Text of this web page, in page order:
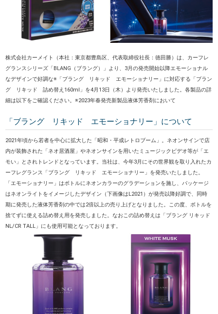
株式会社カーメイト（本社：東京都豊島区、代表取締役社長：徳田勝）は、カーフレ
グランスシリーズ「BLANG（ブラング）」より、3月の発売開始以降エモーショナル
なデザインで好調な※「ブラング リキッド エモーショナリー」に対応する「ブラン
グ リキッド 詰め替え160ml」を4月13日（木）より発売いたしました。各製品の詳
細は以下をご確認ください。※2023年春発売新製品液体芳香剤において
「ブラング リキッド エモーショナリー」について
2021年頃から若者を中心に拡大した「昭和・平成レトロブーム」。ネオンサインで店
内が装飾された「ネオ居酒屋」やネオンサインを用いたミュージックビデオ等が「エ
モい」とされトレンドとなっています。当社は、今年3月にその世界観を取り入れたカ
ーフレグランス「ブラング リキッド エモーショナリー」を発売いたしました。
「エモーショナリー」はボトルにネオンカラーのグラデーションを施し、パッケージ
はネオンライトをイメージしたデザイン（下画像はL2021）が発売以降好調で、同時
期に発売した液体芳香剤の中では2倍以上の売り上げとなりました。この度、ボトルを
捨てずに使える詰め替え用を発売しました。なおこの詰め替えは「ブラング リキッド
NL/CR TALL」にも使用可能となっております。